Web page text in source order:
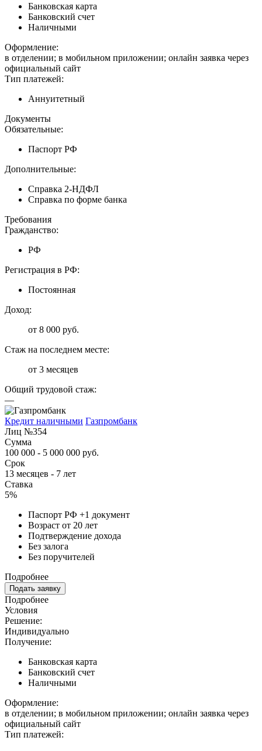
Банковская карта
Банковский счет
Наличными
Оформление:
в отделении; в мобильном приложении; онлайн заявка через
официальный сайт
Тип платежей:
Аннуитетный
Документы
Обязательные:
Паспорт РФ
Дополнительные:
Справка 2-НДФЛ
Справка по форме банка
Требования
Гражданство:
РФ
Регистрация в РФ:
Постоянная
Доход:
от 8 000 руб.
Стаж на последнем месте:
от 3 месяцев
Общий трудовой стаж:
—
Кредит наличными Газпромбанк
Лиц №354
Сумма
100 000 - 5 000 000 руб.
Срок
13 месяцев - 7 лет
Ставка
5%
Паспорт РФ +1 документ
Возраст от 20 лет
Подтверждение дохода
Без залога
Без поручителей
Подробнее
Подать заявку
Подробнее
Условия
Решение:
Индивидуально
Получение:
Банковская карта
Банковский счет
Наличными
Оформление:
в отделении; в мобильном приложении; онлайн заявка через
официальный сайт
Тип платежей: